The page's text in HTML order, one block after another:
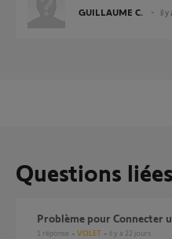
GUILLAUME C. il y
Questions liées
Problème pour Connecter
1 réponse VOLET il y a 22 jours